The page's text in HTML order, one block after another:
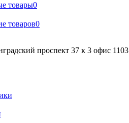
товары0
товаров0
проспект 37 к 3 офис 1103